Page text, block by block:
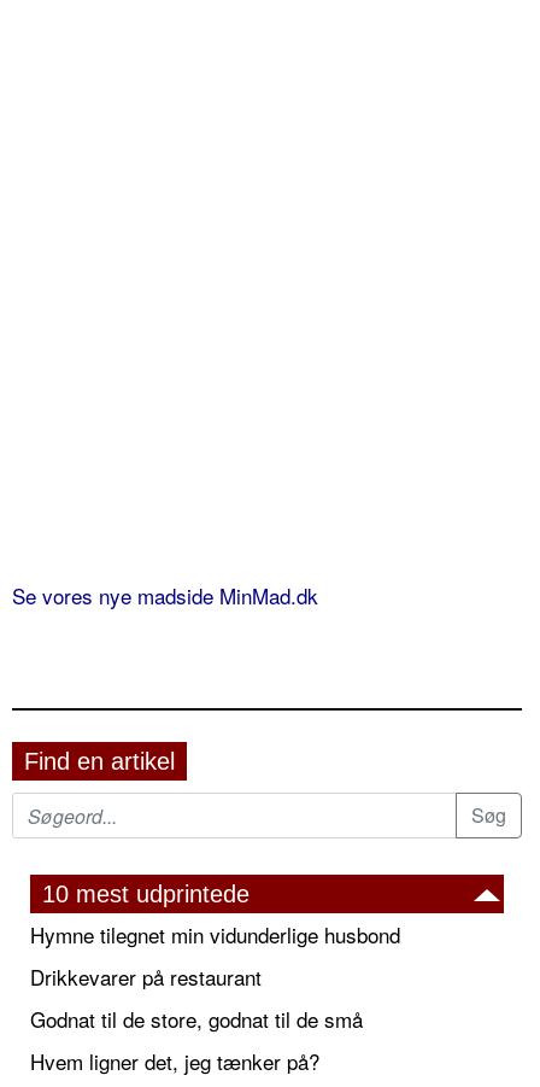
Se vores nye madside MinMad.dk
Find en artikel
10 mest udprintede
Hymne tilegnet min vidunderlige husbond
Drikkevarer på restaurant
Godnat til de store, godnat til de små
Hvem ligner det, jeg tænker på?